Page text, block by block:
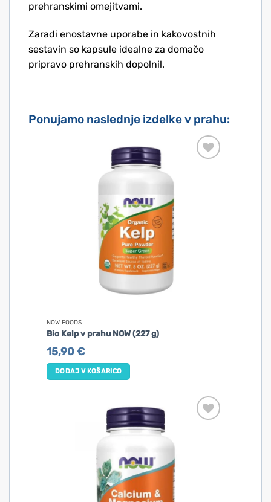
prehranskimi omejitvami.
Zaradi enostavne uporabe in kakovostnih
sestavin so kapsule idealne za domačo
pripravo prehranskih dopolnil.
Ponujamo naslednje izdelke v prahu:
NOW FOODS
Bio Kelp v prahu NOW (227 g)
15,90€
DODAJ V KOŠARICO